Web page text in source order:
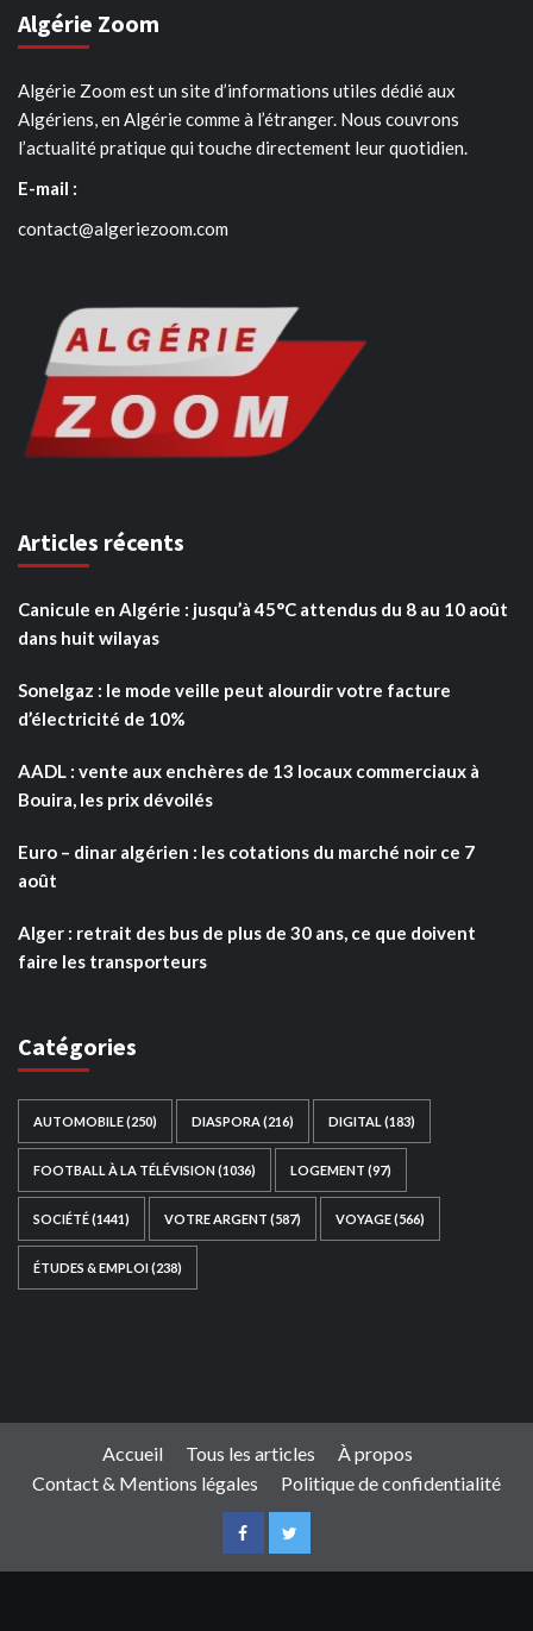
Algérie Zoom
Algérie Zoom est un site d’informations utiles dédié aux
Algériens, en Algérie comme à l’étranger. Nous couvrons
l’actualité pratique qui touche directement leur quotidien.
E-mail :
contact@algeriezoom.com
Articles récents
Canicule en Algérie : jusqu’à 45°C attendus du 8 au 10 août
dans huit wilayas
Sonelgaz : le mode veille peut alourdir votre facture
d’électricité de 10%
AADL : vente aux enchères de 13 locaux commerciaux à
Bouira, les prix dévoilés
Euro – dinar algérien : les cotations du marché noir ce 7
août
Alger : retrait des bus de plus de 30 ans, ce que doivent
faire les transporteurs
Catégories
AUTOMOBILE(250) DIASPORA(216) DIGITAL (183)
FOOTBALL À LA TÉLÉVISION(1036) LOGEMENT (97)
SOCIÉTÉ(1441) VOTRE ARGENT (587) VOYAGE(566)
ÉTUDES & EMPLOI(238)
Accueil Tous les articles
À propos
Contact & Mentions légales
Politique de confidentialité